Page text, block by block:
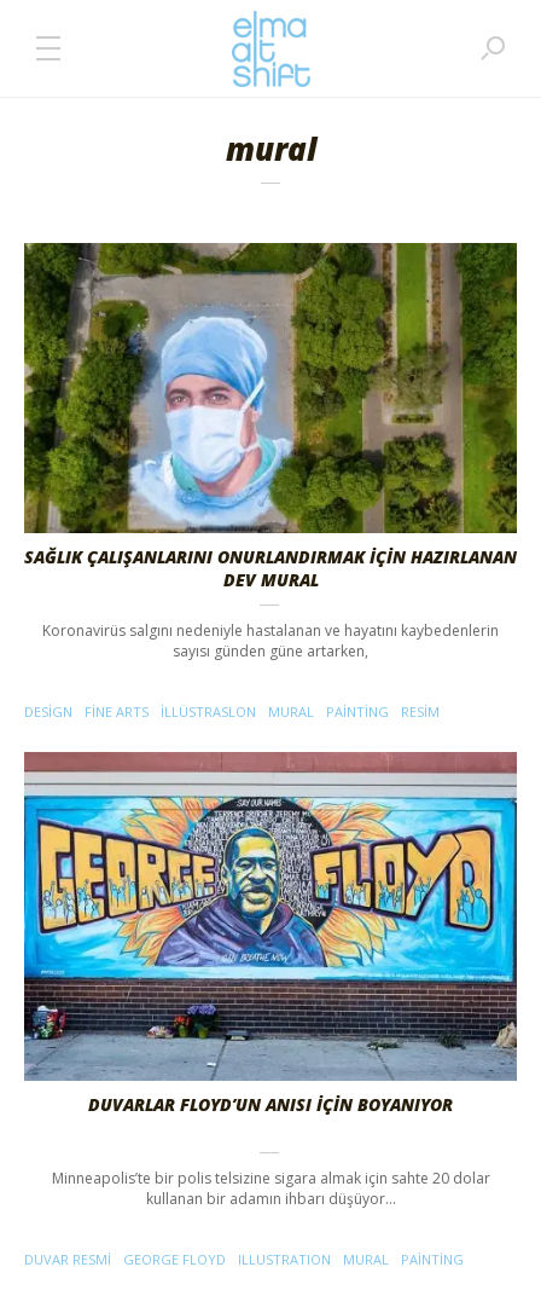
mural
SAĞLIK ÇALIŞANLARINI ONURLANDIRMAK İÇIN HAZIRLANAN
DEV MURAL
Koronavirüs salgını nedeniyle hastalanan ve hayatını kaybedenlerin
sayısı günden güne artarken,
DESIGN FINE ARTS ILLÜSTRASLON MURAL PAINTING RESIM
DUVARLAR FLOYD’UN ANISI İÇIN BOYANIYOR
Minneapolis’te bir polis telsizine sigara almak için sahte 20 dolar
kullanan bir adamın ihbarı düşüyor…
DUVAR RESMI GEORGE FLOYD ILLUSTRATION MURAL PAINTING